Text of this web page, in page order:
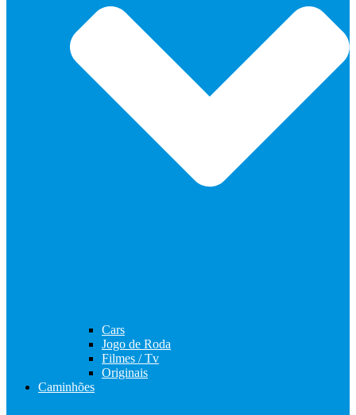
Cars
Jogo de Roda
Filmes / Tv
Originais
Caminhões